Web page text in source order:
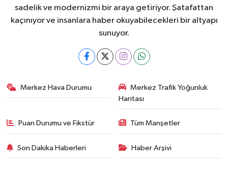
sadelik ve modernizmi bir araya getiriyor. Şatafattan
kaçınıyor ve insanlara haber okuyabilecekleri bir altyapı
sunuyor.
Merkez Hava Durumu
Merkez Trafik Yoğunluk
Haritası
Puan Durumu ve Fikstür Tüm Manşetler
Son Dakika Haberleri Haber Arşivi